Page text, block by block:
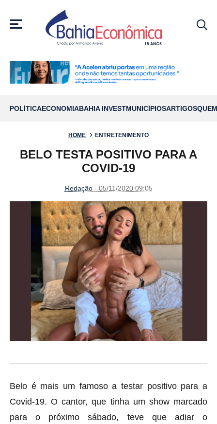
MENU
POLÍTICAECONOMIABAHIA INVESTMUNICÍPIOSARTIGOS
HOME ENTRETENIMENTO
BELO TESTA POSITIVO PARA A
COVID-19
Redação- 05/11/2020 09:05
Belo é mais um famoso a testar positivo para a
Covid-19. O cantor, que tinha um show marcado
para o próximo sábado, teve que adiar o